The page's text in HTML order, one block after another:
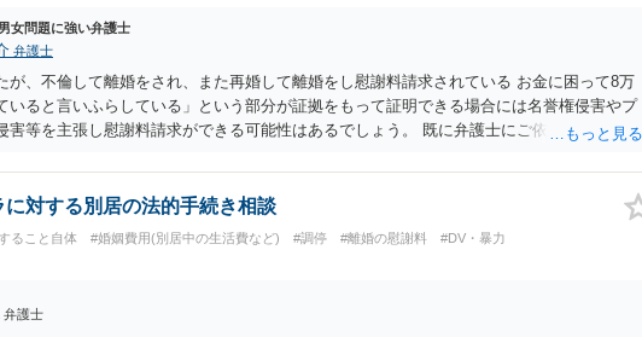
女問題に強い弁護士
弁護士
が、不倫して離婚をされ、また再婚して離婚をし慰謝料請求されている お金に困って8万
いると言いふらしている」という部分が証拠をもって証明できる場合には名誉権侵害やプ
害等を主張し慰謝料請求ができる可能性はあるでしょう。 既に弁護士にご依頼されている
に対する別居の法的手続き相談
ること自体 #婚姻費用(別居中の生活費など) #調停 #離婚の慰謝料 #DV・暴力
弁護士